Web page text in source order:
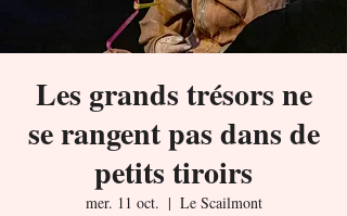
Les grands trésors ne
se rangent pas dans de
petits tiroirs
mer. 11 oct.
  |
Le Scailmont